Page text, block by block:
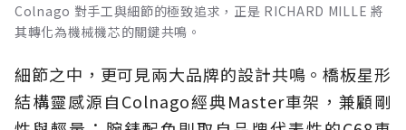
Colnago 對手工與細節的極致追求，正是 RICHARD MILLE 將
其轉化為機械機芯的關鍵共鳴。
細節之中，更可見兩大品牌的設計共鳴。橋板星形
結構靈感源自Colnago經典Master車架，兼顧剛